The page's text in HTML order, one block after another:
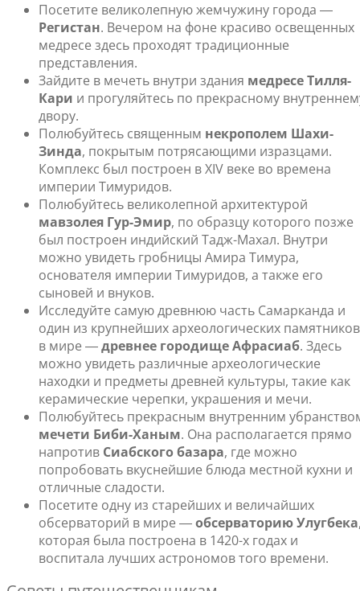
Посетите великолепную жемчужину города ―
Регистан. Вечером на фоне красиво освещенных
медресе здесь проходят традиционные
представления.
Зайдите в мечеть внутри здания медресе Тилля-
Кари и прогуляйтесь по прекрасному
двору.
Полюбуйтесь священным некрополем Шахи-
Зинда, покрытым потрясающими изразцами.
Комплекс был построен в XIV веке во времена
империи Тимуридов.
Полюбуйтесь великолепной архитектурой
мавзолея Гур-Эмир, по образцу которого позже
был построен индийский Тадж-Махал. Внутри
можно увидеть гробницы Амира Тимура,
основателя империи Тимуридов, а также его
сыновей и внуков.
Исследуйте самую древнюю часть Самарканда и
один из крупнейших археологических памятников
в мире ―древнее городище Афрасиаб. Здесь
можно увидеть различные археологические
находки и предметы древней культуры, такие как
керамические черепки, украшения и мечи.
Полюбуйтесь прекрасным внутренним
мечети Биби-Ханым. Она располагается прямо
напротив Сиабского базара, где можно
попробовать вкуснейшие блюда местной кухни и
отличные сладости.
Посетите одну из старейших и величайших
обсерваторий в мире ―обсерваторию Улугбека
которая была построена в 1420-х годах и
воспитала лучших астрономов того времени.